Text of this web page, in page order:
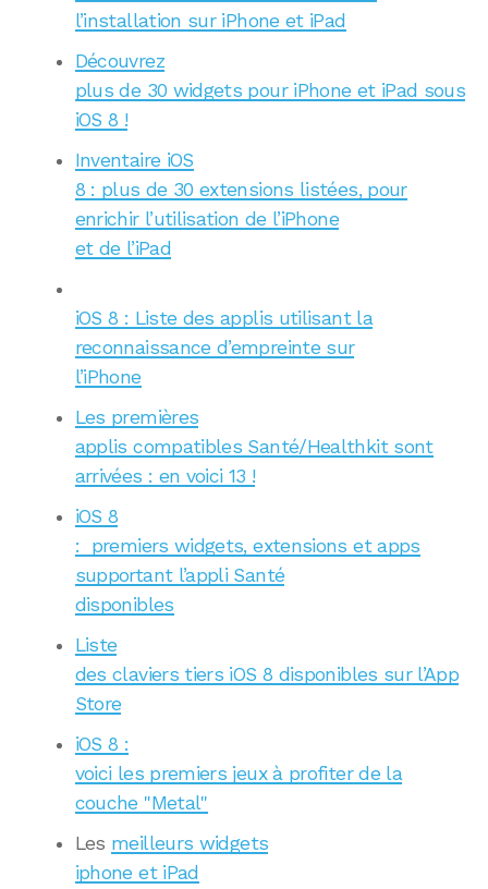
l’installation sur iPhone et iPad
Découvrez
plus de 30 widgets pour iPhone et iPad sous
iOS 8 !
Inventaire iOS
8 : plus de 30 extensions listées, pour
enrichir l’utilisation de l’iPhone
et de l’iPad
iOS 8 : Liste des applis utilisant la
reconnaissance d’empreinte sur
l’iPhone
Les premières
applis compatibles Santé/Healthkit sont
arrivées : en voici 13 !
iOS 8
: premiers widgets, extensions et apps
supportant l’appli Santé
disponibles
Liste
des claviers tiers iOS 8 disponibles sur l’App
Store
iOS 8 :
voici les premiers jeux à profiter de la
couche "Metal"
Les meilleurs widgets
iphone et iPad